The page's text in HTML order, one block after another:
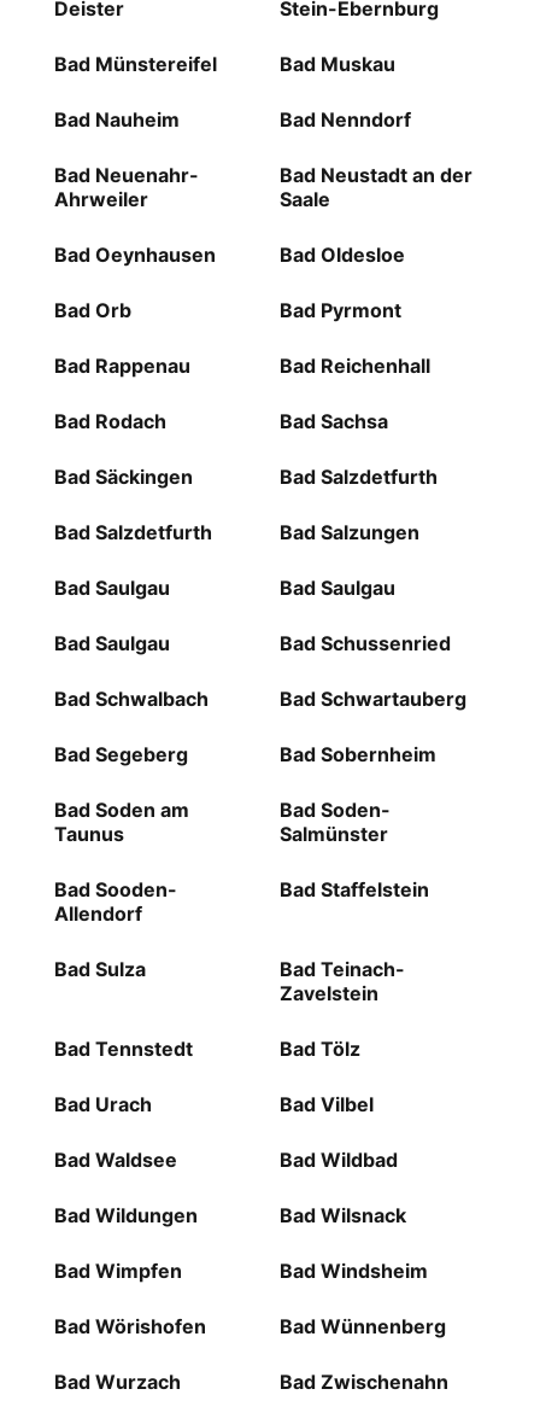
Deister Stein-Ebernburg
Bad Münstereifel Bad Muskau
Bad Nauheim Bad Nenndorf
Bad Neuenahr-
Ahrweiler
Bad Neustadt an der
Saale
Bad Oeynhausen Bad Oldesloe
Bad Orb Bad Pyrmont
Bad Rappenau Bad Reichenhall
Bad Rodach Bad Sachsa
Bad Säckingen Bad Salzdetfurth
Bad Salzdetfurth Bad Salzungen
Bad Saulgau Bad Saulgau
Bad Saulgau Bad Schussenried
Bad Schwalbach Bad Schwartauberg
Bad Segeberg Bad Sobernheim
Bad Soden am
Taunus
Bad Soden-
Salmünster
Bad Sooden-
Allendorf
Bad Staffelstein
Bad Sulza
Bad Teinach-
Zavelstein
Bad Tennstedt Bad Tölz
Bad Urach Bad Vilbel
Bad Waldsee Bad Wildbad
Bad Wildungen Bad Wilsnack
Bad Wimpfen Bad Windsheim
Bad Wörishofen Bad Wünnenberg
Bad Wurzach Bad Zwischenahn